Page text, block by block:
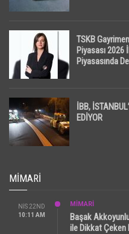
TSKB
Piyasası 2026
Piyasasında
İBB,
EDİYOR
MIMARI
NIS 22ND
10:11 AM
MİMARİ
Başak
ile Dikkat Çeken